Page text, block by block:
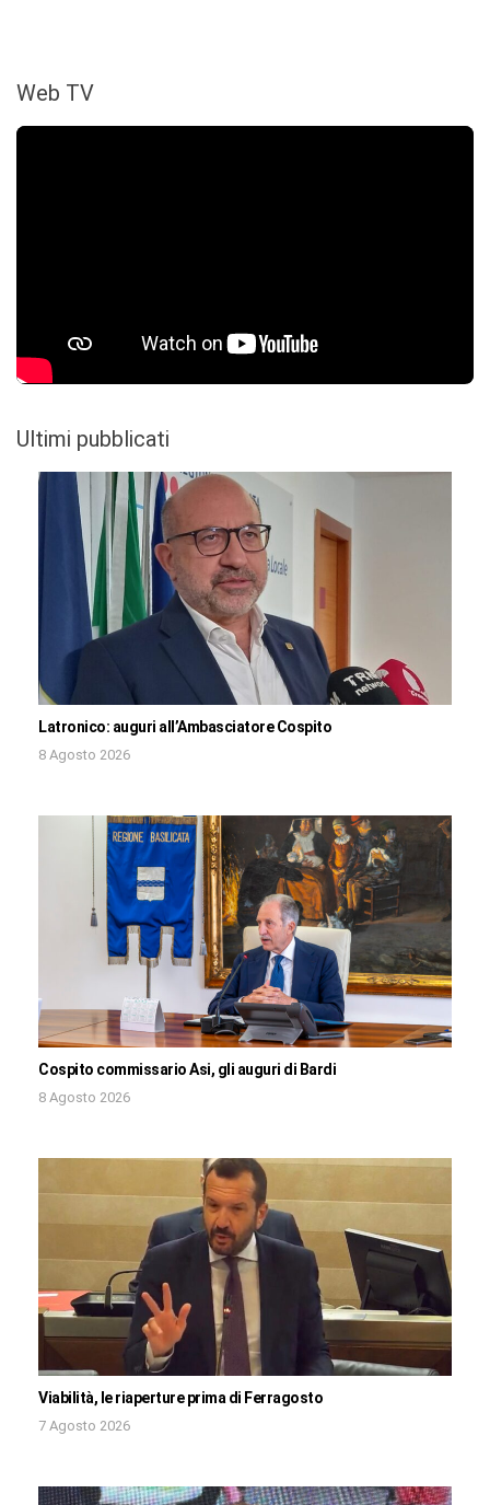
Web TV
Ultimi pubblicati
Latronico: auguri all’Ambasciatore Cospito
8 Agosto 2026
Cospito commissario Asi, gli auguri di Bardi
8 Agosto 2026
Viabilità, le riaperture prima di Ferragosto
7 Agosto 2026